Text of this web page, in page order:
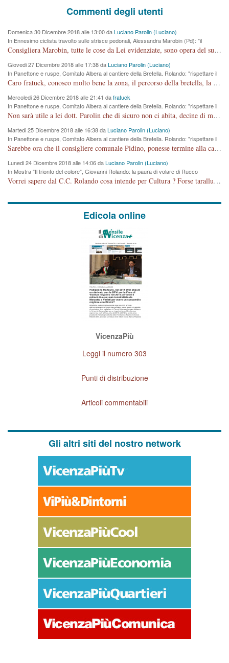
Commenti degli utenti
Domenica 30 Dicembre 2018 alle 13:00 daLuciano Parolin (Luciano)
In Ennesimo ciclista travolto sulle strisce pedonali, Alessandra Marobin (Pd): "il
Comune si svegli"
Consigliera Marobin, tutte le cose da Lei evidenziate, sono opera del suo ex Assessore e compagno di Partito Antonio Marco Dalla Pozza Assessore alla "progettazione" di piste ciclabili e altre porcherie. A lui manderei il conto da saldare per incidenti e danni alle persone. E' ora che "finiamola." Avete perso rassegnatevi. qui IL SINDACO RUCCO NON C'ENTRA PER NIENTE. CAPITO!!!!!!!! Amen.
Giovedi 27 Dicembre 2018 alle 17:38 daLuciano Parolin (Luciano)
In Panettone e ruspe, Comitato Albera al cantiere della Bretella. Rolando: "rispettare il
cronoprogramma"
Caro fratuck, conosco molto bene la zona, il percorso della bretella, la situazione dei cittadini, abito in Viale Trento. A partire dal 2003 ho partecipato al Comitato di Maddalene pro bretella, e a riunioni propositive per apportare modifiche al progetto. Numerose mie foto del territorio sono arrivate a Roma, altri miei interventi (non graditi dalla Sx) sono stati pubblicati dal GdV, assieme ad altri come Ciro Asproso, ora favorevole alla bretella. Ho partecipato alla raccolta firme per la chiusura della strada x 5 giorni eseguita dal Sindaco Hullwech per sforamento 180 Micro/g. Pertanto come impegno per la tematica sono apposto con la coscienza. Ora il Progetto è partito, fine! Voglio dire che la nuova Giunta "comunale" non c'entra più. L'opera sarà "malauguratamente" eseguita, ma non con il mio placet. Il Consigliere Comunale dovrebbe capire che la campagna elettorale è finita, con buona pace di tutti. Quello che invece dovrebbe interessare è la proprietà della strada, dall'uscita autostradale Ovest, sino alla Rotatoria dell'Albara, vi sono tre possessori: Autostrade SpA; La Provincia, il Comune. Come la mettiamo per il futuro ? I costi, da 50 sono saliti a 100 milioni di € come dire 20 milioni a KM (!) da non credere. Comunque si farà. Ma nessuno canti Vittoria, anzi meglio non farne un ulteriore fatto "partitico" per questioni elettorali o di seggio. Se mi manda la sua mail, sono disponibile ad inviare i documenti e le foto sopra descritte. Con ossequi, Luciano Parolin
Mercoledi 26 Dicembre 2018 alle 21:41 dafratuck
In Panettone e ruspe, Comitato Albera al cantiere della Bretella. Rolando: "rispettare il
cronoprogramma"
Non sarà utile a lei dott. Parolin che di sicuro non ci abita, decine di migliaia di TIR, automobili e padroncini che passano quotidianamente per una strada appena rotabile, non è più possibile stendere i panni, attraversare la strada senza rischiare la morte, le case stanno crepando, i tempi sono cambiati e la bretella non passerà assolutamente per maddalene (ma cosa sta a dire?!), dia invece responsabilità a chi ha costruito tagliando la strada che doveva invece terminare a isola vicentina e non al moracchino lasciando Motta di Costabissara ancora in panne di traffico. I tempi sono cambiati dottore e se l'anagrafe della vita stagna nell'essere umano impressioni conservatrici, la società non le considera perchè va avanti, si industrializza e ha bisogno di infrastrutture e di sviluppo. Ultima considerazione, se è geloso di Rolando perchè vede in lui solo campagne politiche mentre si difendono i SOLI diritti dei cittadini, la preghiamo faccia considerazioni più appropriate. Saluti e complimenti per i suoi scritti.
Martedi 25 Dicembre 2018 alle 16:38 daLuciano Parolin (Luciano)
In Panettone e ruspe, Comitato Albera al cantiere della Bretella. Rolando: "rispettare il
cronoprogramma"
Sarebbe ora che il consigliere comunale Pidino, ponesse termine alla campagna elettorale nel territorio del suo seggio Villaggio del Sole. La tiraca è iniziata, distruggerà 6 km di prateria ovest della città, ricca di fonti e sorgenti d'acqua. I cittadini di Maddalene non avranno più Pace la notte. Molta colpa per la costruzione di questa Strada è proprio del signor Rolando,dei suoi gazebo mobili e che vuol far passare questa opera VANDALICA come progetto "utile" a chi ? Non è cosa seria sig. Rolando!
Lunedi 24 Dicembre 2018 alle 14:06 daLuciano Parolin (Luciano)
In Mostra "Il trionfo del colore", Giovanni Rolando: la paura di volare di Rucco
Vorrei sapere dal C.C. Rolando cosa intende per Cultura ? Forse tarallucci, vino e sagre, o spaghetti tricolori del PD ? Il continuo (s)parlare della mostra a Palazzo Chiericati caro consigliere DANNEGGIA FORTEMENTE l'immagine della città TUTTA e fa deviare i consensi che in RUSSIA (badi bene ex U.R.S.S.) sono ECCELLENTI. A livello artistico l'evento è di alta Valenza culturale, COMPITO di Tutta la Cittadinanza fare il possibile per propagandare l'iniziativa senza farne UN CASO PARTITICO come fa Lei da sempre. Meno Gazebo + Partecipazione! E così sia. Amen.
Edicola online
VicenzaPiù
Leggi il numero 303
Punti di distribuzione
Articoli commentabili
Gli altri siti del nostro network